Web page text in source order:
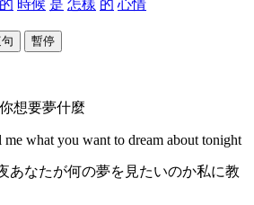
的 時候 是 怎樣 的 心情
暫停
想要夢什麼
me what you want to dream about tonight
あなたが何の夢を見たいのか私に教